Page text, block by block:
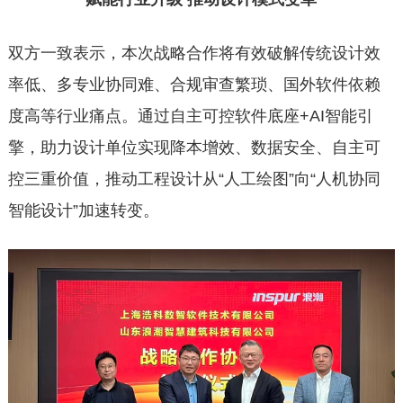
双方一致表示，本次战略合作将有效破解传统设计效
率低、多专业协同难、合规审查繁琐、国外软件依赖
度高等行业痛点。通过自主可控软件底座+AI智能引
擎，助力设计单位实现降本增效、数据安全、自主可
控三重价值，推动工程设计从“人工绘图”向“人机协同
智能设计”加速转变。